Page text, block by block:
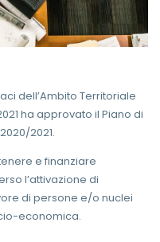
dell’Ambito Territoriale
ha approvato il Piano di
2021.
e finanziare
l’attivazione di
di persone e/o nuclei
economica.